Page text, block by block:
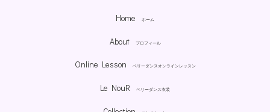
Home ホーム
About プロフィール
Online Lesson ベリーダンスオンラインレッスン
Le NouR ベリーダンス衣装